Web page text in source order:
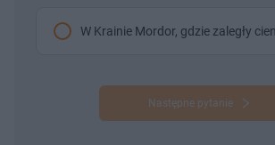
W Krainie Mordor, gdzie zaległy
Następne pytanie